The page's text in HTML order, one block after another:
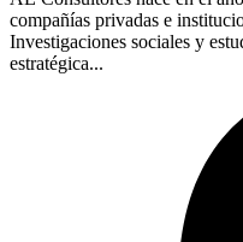
compañías privadas e
Investigaciones sociales y
estratégica...